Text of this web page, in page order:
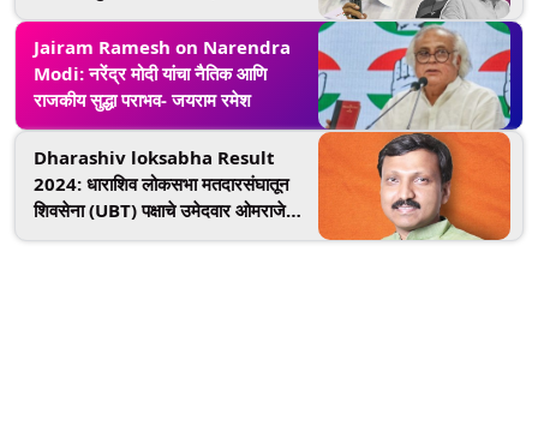
स्पष्टच बोलले
Jairam Ramesh on Narendra
Modi: नरेंद्र मोदी यांचा नैतिक आणि
राजकीय सुद्धा पराभव- जयराम रमेश
Dharashiv loksabha Result
2024: धाराशिव लोकसभा मतदारसंघातून
शिवसेना (UBT) पक्षाचे उमेदवार ओमराजे